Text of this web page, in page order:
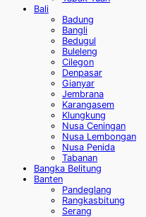
Bali
Badung
Bangli
Bedugul
Buleleng
Cilegon
Denpasar
Gianyar
Jembrana
Karangasem
Klungkung
Nusa Ceningan
Nusa Lembongan
Nusa Penida
Tabanan
Bangka Belitung
Banten
Pandeglang
Rangkasbitung
Serang